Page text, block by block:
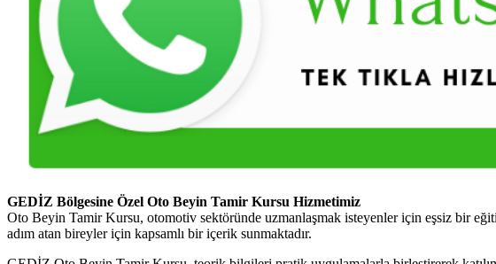
GEDİZ Bölgesine Özel Oto Beyin Tamir Kursu Hizmetimiz
Oto Beyin Tamir Kursu, otomotiv sektöründe uzmanlaşmak isteyenler için eşsiz bir
adım atan bireyler için kapsamlı bir içerik sunmaktadır.